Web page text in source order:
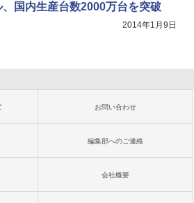
、国内生産台数2000万台を突破
2014年1月9日
お問い合わせ
編集部へのご連絡
会社概要